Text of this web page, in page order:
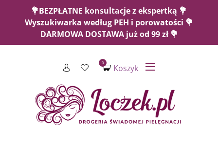
💐BEZPŁATNE konsultacje z ekspertką 💐
Wyszukiwarka według PEH i porowatości 💐
DARMOWA DOSTAWA już od 99 zł 💐
Koszyk
0